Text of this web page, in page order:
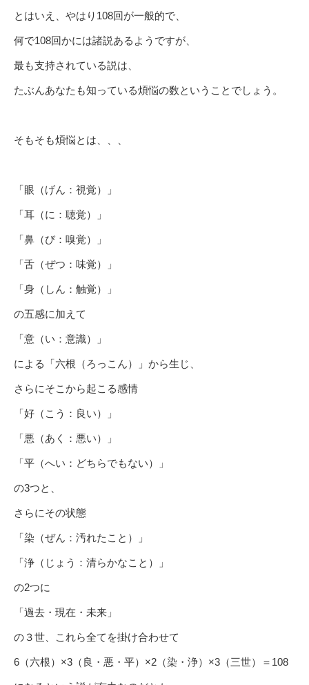
とはいえ、やはり108回が一般的で、
何で108回かには諸説あるようですが、
最も支持されている説は、
たぶんあなたも知っている煩悩の数ということでしょう。
そもそも煩悩とは、、、
「眼（げん：視覚）」
「耳（に：聴覚）」
「鼻（び：嗅覚）」
「舌（ぜつ：味覚）」
「身（しん：触覚）」
の五感に加えて
「意（い：意識）」
による「六根（ろっこん）」から生じ、
さらにそこから起こる感情
「好（こう：良い）」
「悪（あく：悪い）」
「平（へい：どちらでもない）」
の3つと、
さらにその状態
「染（ぜん：汚れたこと）」
「浄（じょう：清らかなこと）」
の2つに
「過去・現在・未来」
の３世、これら全てを掛け合わせて
6（六根）×3（良・悪・平）×2（染・浄）×3（三世）＝108